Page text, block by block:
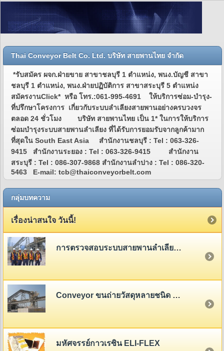
Thai Conveyor Belt Co. Ltd. บริษัท สายพานไทย จำกัด
*รับสมัคร ผจก.ฝ่ายขาย สาขาชลบุรี 1 ตำแหน่ง, พนง.บัญชี สาขา
ชลบุรี 1 ตำแหน่ง, พนง.ฝ่ายปฏิบัติการ สาขาสระบุรี 5 ตำแหน่ง
สมัครงานClick* หรือ โทร.:061-995-4691 ให้บริการซ่อม-บำรุง-
ที่ปรึกษาโครงการ เกี่ยวกับระบบลำเลียงสายพานอย่างครบวงจร
ตลอด 24 ชั่วโมง บริษัท สายพานไทย เป็น 1* ในการให้บริการ
ซ่อมบำรุงระบบสายพานลำเลียง ที่ได้รับการยอมรับจากลูกค้ามาก
ที่สุดใน South East Asia สำนักงานชลบุรี : Tel : 063-326-
9415 สำนักงานระยอง : Tel : 063-326-9415 สำนักงาน
สระบุรี : Tel : 086-307-9868 สำนักงานลำปาง : Tel : 086-320-
5463 E-mail: tcb@thaiconveyorbelt.com
กลุ่มบทความ
เรื่องน่าสนใจ วันนี้!
การตรวจสอบระบบสายพานลำเลียง (Belt Conveyor System Inspection)
Conveyor ขนถ่ายวัสดุหลายชนิด - หลายขนาด
มหัศจรรย์กาวเรซิน ELI-FLEX